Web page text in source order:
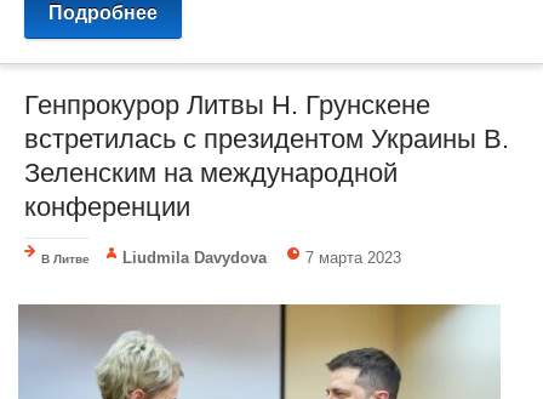
Подробнее
Генпрокурор Литвы Н. Грунскене
встретилась с президентом Украины В.
Зеленским на международной
конференции
В Литве Liudmila Davydova 7 марта 2023